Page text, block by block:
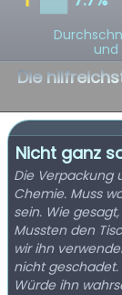
und
Die
Nicht ganz
Die Verpackung
Chemie. Muss
sein. Wie
Mussten den
wir ihn
nicht geschadet.
Würde ihn